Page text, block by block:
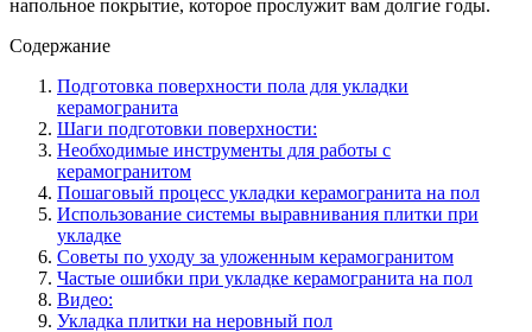
напольное покрытие, которое прослужит вам долгие годы.
Содержание
Подготовка поверхности пола для укладки
керамогранита
Шаги подготовки поверхности:
Необходимые инструменты для работы с
керамогранитом
Пошаговый процесс укладки керамогранита на пол
Использование системы выравнивания плитки при
укладке
Советы по уходу за уложенным керамогранитом
Частые ошибки при укладке керамогранита на пол
Видео:
Укладка плитки на неровный пол